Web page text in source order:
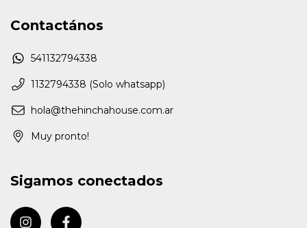
Contactános
541132794338
1132794338 (Solo whatsapp)
hola@thehinchahouse.com.ar
Muy pronto!
Sigamos conectados